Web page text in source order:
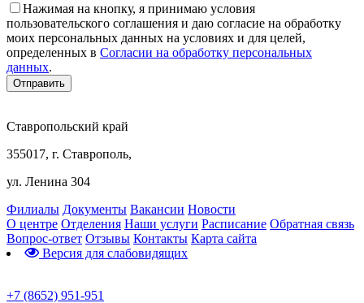
Нажимая на кнопку, я принимаю условия
пользовательского соглашения и даю согласие на обработку
моих персональных данных на условиях и для целей,
определенных в Согласии на обработку персональных
данных.
Ставропольский край
355017, г. Ставрополь,
ул. Ленина 304
Филиалы Документы Вакансии Новости
О центре Отделения Наши услуги Расписание Обратная связь
Вопрос-ответ Отзывы Контакты Карта сайта
Версия для слабовидящих
+7 (8652) 951-951